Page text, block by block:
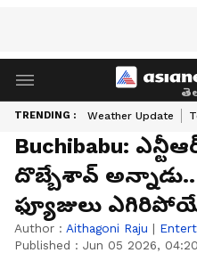
TRENDING : Weather Update
Buchibabu:
దొబ్బేశావ్‌ అన్నాడు..
ఫ్యూజులు
Author : Aithagoni Raju |
Published : Jun 05 2026,